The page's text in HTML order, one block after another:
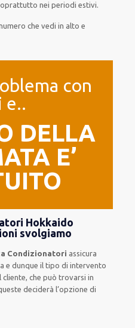
nei periodi estivi.
che vedi in alto e
con
e..
DELLA
E’
Hokkaido
svolgiamo
Condizionatori assicura
e dunque il tipo di intervento
cliente, che può trovarsi in
deciderà l’opzione di